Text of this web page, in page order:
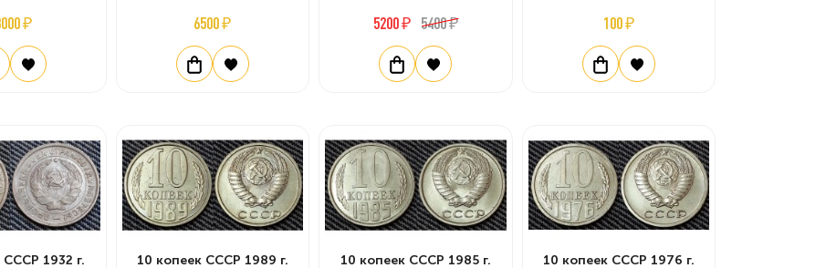
₽ 6500 ₽ 5200 ₽ 5400 ₽ 100 ₽
СССР 1932 г.
10 копеек СССР 1989 г. 10 копеек СССР 1985 г. 10 копеек СССР 1976 г.